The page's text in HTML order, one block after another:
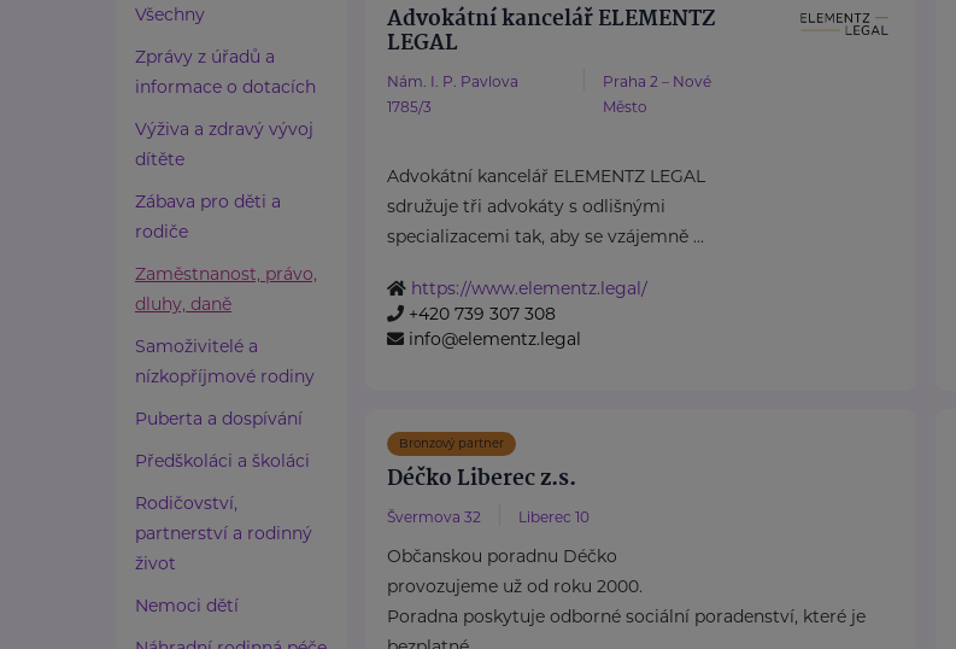
Všechny
Zprávy z úřadů a
informace o dotacích
Výživa a zdravý vývoj
dítěte
Zábava pro děti a
rodiče
Zaměstnanost, právo,
dluhy, daně
Samoživitelé a
nízkopříjmové rodiny
Puberta a dospívání
Předškoláci a školáci
Rodičovství,
partnerství a rodinný
život
Nemoci dětí
Advokátní kancelář ELEMENTZ
LEGAL
Nám. I. P. Pavlova
1785/3
Praha 2 – Nové
Město
Advokátní kancelář ELEMENTZ LEGAL
sdružuje tři advokáty s odlišnými
specializacemi tak, aby se vzájemně ...
https://www.elementz.legal/
+420 739 307 308
info@elementz.legal
Bronzový partner
Déčko Liberec z.s.
Švermova 32 Liberec 10
Občanskou poradnu Déčko
provozujeme už od roku 2000.
Poradna poskytuje odborné sociální poradenství, které je